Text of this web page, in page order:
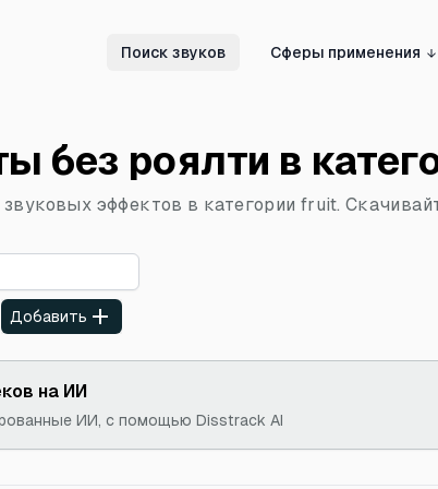
Поиск звуков Сферы применения
без роялти в
эффектов в категории fruit.
Добавить
на ИИ
ИИ, с помощью Disstrack AI